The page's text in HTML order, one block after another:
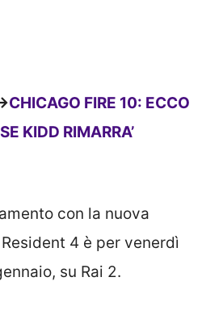
CHICAGO FIRE 10: ECCO
KIDD RIMARRA’
con la nuova
4 è per venerdì
su Rai 2.